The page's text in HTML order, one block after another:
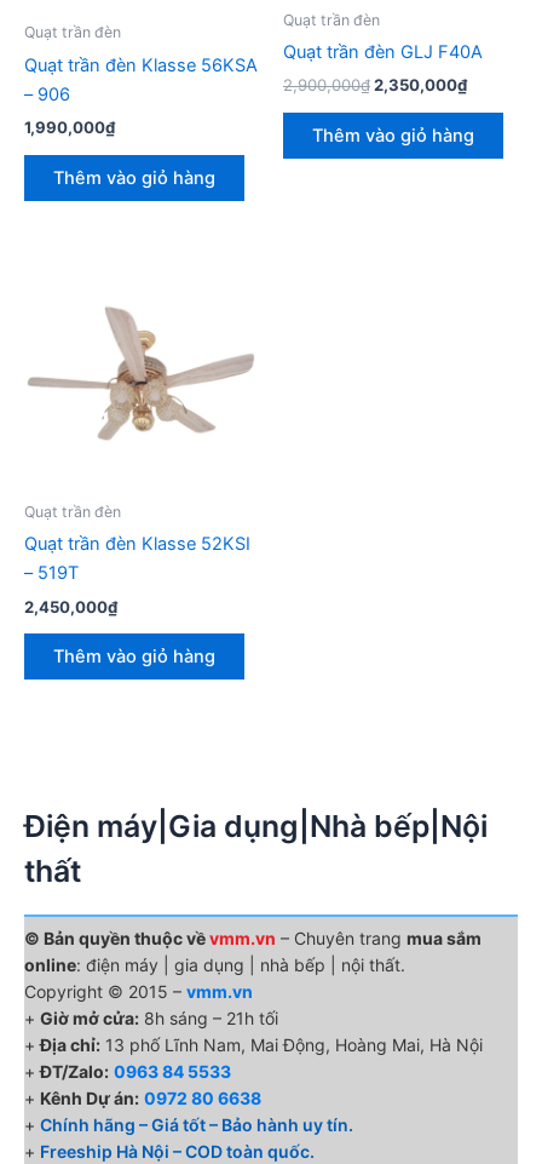
Quạt trần đèn
Quạt trần đèn Klasse 56KSA
– 906
1,990,000₫
Thêm vào giỏ hàng
Quạt trần đèn
Quạt trần đèn GLJ F40A
2,900,000₫Giá
là:
2,900,000₫.
2,350,000₫Giá
là:
Thêm vào giỏ hàng
Quạt trần đèn
Quạt trần đèn Klasse 52KSI
– 519T
2,450,000₫
Thêm vào giỏ hàng
Điện máy|Gia dụng|Nhà bếp|Nội
thất
© Bản quyền thuộc vềvmm.vn – Chuyên trang mua sắm
online: điện máy | gia dụng | nhà bếp | nội thất.
Copyright © 2015 – vmm.vn
+ Giờ mở cửa: 8h sáng – 21h tối
+Địa chỉ: 13 phố Lĩnh Nam, Mai Động, Hoàng Mai, Hà Nội
+ĐT/Zalo: 0963 84 5533
+ Kênh Dự án: 0972 80 6638
+ Chính hãng – Giá tốt – Bảo hành uy tín.
+ Freeship Hà Nội – COD toàn quốc.